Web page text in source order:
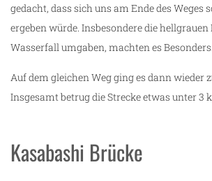
gedacht, dass sich uns am Ende des Weges
ergeben würde. Insbesondere die hellgrauen
Wasserfall umgaben, machten es Besonders.
Auf dem gleichen Weg ging es dann wieder
Insgesamt betrug die Strecke etwas unter 3
Kasabashi Brücke